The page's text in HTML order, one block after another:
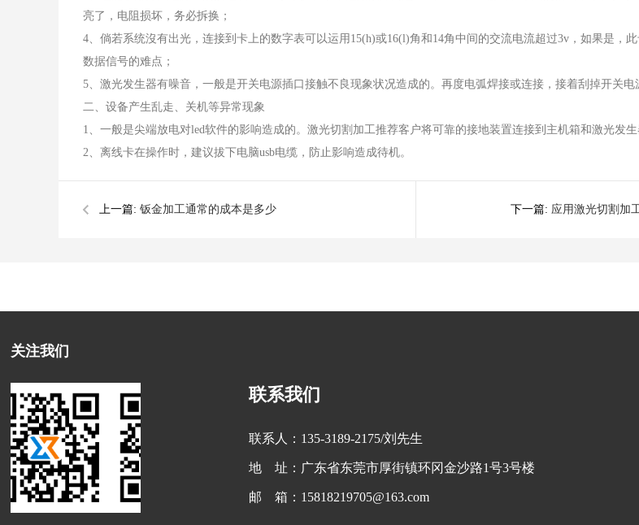
亮了，电阻损坏，务必拆换；
4、倘若系统沒有出光，连接到卡上的数字表可以运用15(h)或16(l)角和14角中间的交流电流超过3v，如果是，
数据信号的难点；
5、激光发生器有噪音，一般是开关电源插口接触不良现象状况造成的。再度电弧焊接或连接，接着刮掉开关电
二、设备产生乱走、关机等异常现象
1、一般是尖端放电对led软件的影响造成的。激光切割加工推荐客户将可靠的接地装置连接到主机箱和激光发生
2、离线卡在操作时，建议拔下电脑usb电缆，防止影响造成待机。
上一篇: 钣金加工通常的成本是多少 下一篇: 应用激光切割加
关注我们
联系我们
联系人：135-3189-2175/刘先生
地 址：广东省东莞市厚街镇环冈金沙路1号3号楼
邮 箱：15818219705@163.com